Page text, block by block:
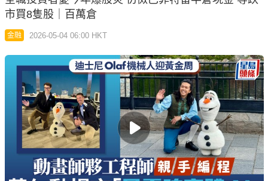
市買8隻股｜百萬倉
金融 2026-05-04 06:00 HKT